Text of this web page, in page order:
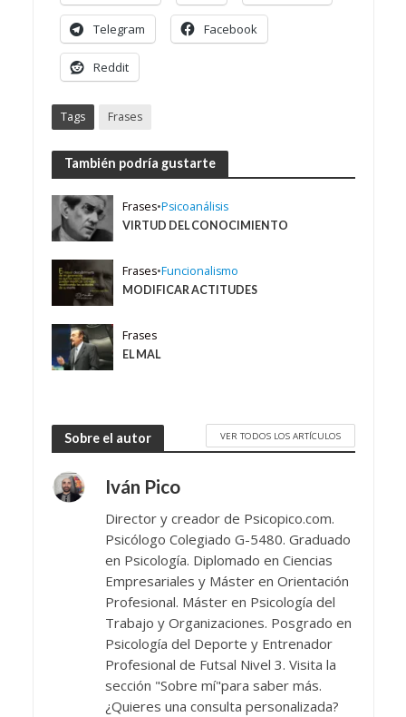
Telegram Facebook
Reddit
Tags Frases
También podría gustarte
Frases•Psicoanálisis
VIRTUD DEL CONOCIMIENTO
Frases•Funcionalismo
MODIFICAR ACTITUDES
Frases
EL MAL
Sobre el autor VER TODOS LOS ARTÍCULOS
Iván Pico
Director y creador de Psicopico.com.
Psicólogo Colegiado G-5480. Graduado
en Psicología. Diplomado en Ciencias
Empresariales y Máster en Orientación
Profesional. Máster en Psicología del
Trabajo y Organizaciones. Posgrado en
Psicología del Deporte y Entrenador
Profesional de Futsal Nivel 3. Visita la
sección "Sobre mí"para saber más.
¿Quieres una consulta personalizada?